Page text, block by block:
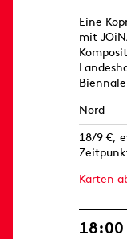
Eine
mit
Biennale
Nord
18/9 €,
Karten
18:00